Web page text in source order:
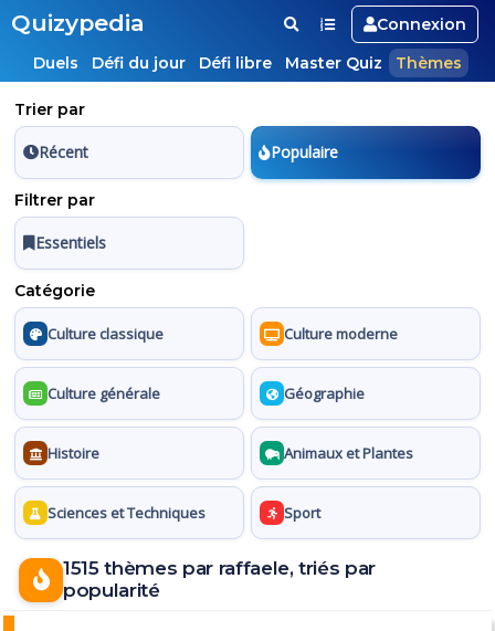
Quizypedia
Connexion
Duels
Défi du jour Défi libre Master Quiz Thèmes
Trier par
Récent Populaire
Filtrer par
Essentiels
Catégorie
Culture classique Culture moderne
Culture générale Géographie
Histoire Animaux et Plantes
Sciences et Techniques Sport
1515 thèmes par raffaele, triés par
popularité